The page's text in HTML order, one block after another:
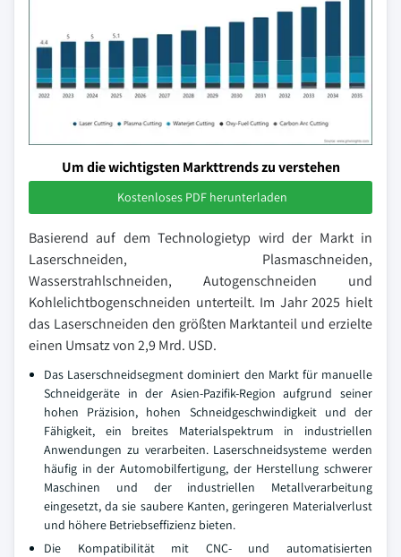
Um die wichtigsten Markttrends zu verstehen
Kostenloses PDF herunterladen
Basierend auf dem Technologietyp wird der Markt in
Laserschneiden, Plasmaschneiden,
Wasserstrahlschneiden, Autogenschneiden und
Kohlelichtbogenschneiden unterteilt. Im Jahr 2025 hielt
das Laserschneiden den größten Marktanteil und erzielte
einen Umsatz von 2,9 Mrd. USD.
Das Laserschneidsegment dominiert den Markt für manuelle
Schneidgeräte in der Asien-Pazifik-Region aufgrund seiner
hohen Präzision, hohen Schneidgeschwindigkeit und der
Fähigkeit, ein breites Materialspektrum in industriellen
Anwendungen zu verarbeiten. Laserschneidsysteme werden
häufig in der Automobilfertigung, der Herstellung schwerer
Maschinen und der industriellen Metallverarbeitung
eingesetzt, da sie saubere Kanten, geringeren Materialverlust
und höhere Betriebseffizienz bieten.
Die Kompatibilität mit CNC- und automatisierten